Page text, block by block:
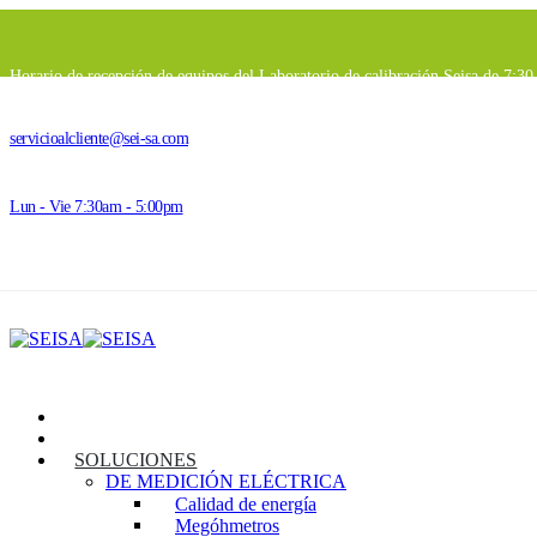
Horario de recepción de equipos del Laboratorio de calibración Seisa de
servicioalcliente@sei-sa.com
Lun - Vie 7:30am - 5:00pm
SOLUCIONES
DE MEDICIÓN ELÉCTRICA
Calidad de energía
Megóhmetros